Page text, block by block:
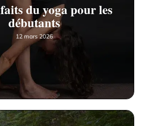
du yoga pour les
débutants
12 mars 2026